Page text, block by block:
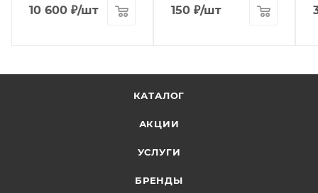
10 600 ₽/шт 150 ₽/шт
КАТАЛОГ
АКЦИИ
УСЛУГИ
БРЕНДЫ